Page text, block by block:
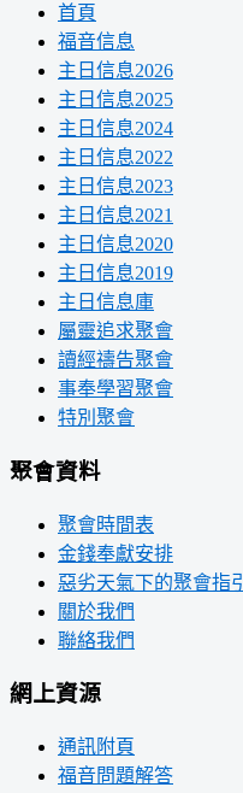
首頁
福音信息
主日信息2026
主日信息2025
主日信息2024
主日信息2022
主日信息2023
主日信息2021
主日信息2020
主日信息2019
主日信息庫
屬靈追求聚會
讀經禱告聚會
事奉學習聚會
特別聚會
聚會資料
聚會時間表
金錢奉獻安排
惡劣天氣下的聚會指引
關於我們
聯絡我們
網上資源
通訊附頁
福音問題解答